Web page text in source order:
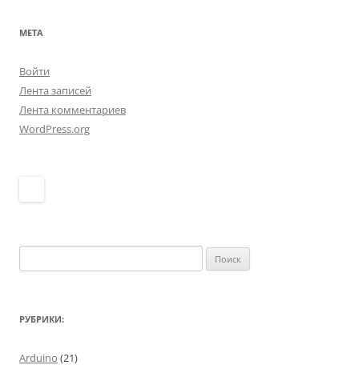
МЕТА
Войти
Лента записей
Лента комментариев
WordPress.org
РУБРИКИ:
Arduino (21)